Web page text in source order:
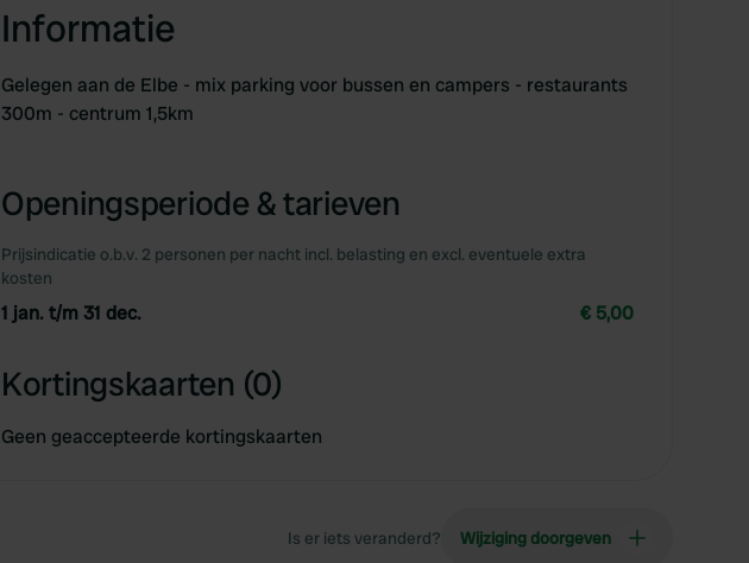
Informatie
Gelegen aan de Elbe - mix parking voor bussen en campers - restaurants
300m - centrum 1,5km
Openingsperiode & tarieven
Prijsindicatie o.b.v. 2 personen per nacht incl. belasting en excl. eventuele extra
kosten
1 jan. t/m 31 dec. € 5,00
Kortingskaarten (0)
Geen geaccepteerde kortingskaarten
Is er iets veranderd? Wijziging doorgeven